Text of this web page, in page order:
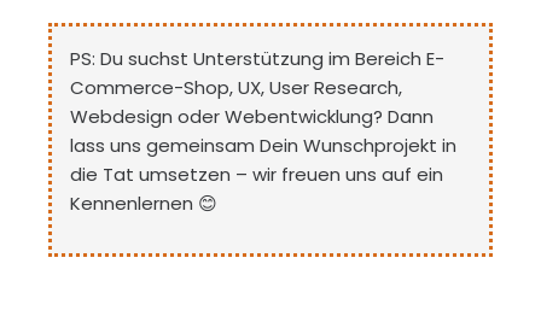
PS: Du suchst Unterstützung im Bereich E-
Commerce-Shop, UX, User Research,
Webdesign oder Webentwicklung? Dann
lass uns gemeinsam Dein Wunschprojekt in
die Tat umsetzen – wir freuen uns auf ein
Kennenlernen 😊